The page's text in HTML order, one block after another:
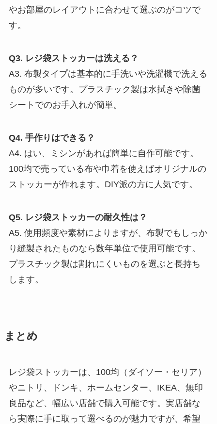
やお部屋のレイアウトに合わせて選ぶのがコツで
す。
Q3. レジ袋ストッカーは洗える？
A3. 布製タイプは基本的に手洗いや洗濯機で洗える
ものが多いです。プラスチック製は水拭きや除菌
シートでのお手入れが簡単。
Q4. 手作りはできる？
A4. はい、ミシンがあれば簡単に自作可能です。
100均で売っている布や巾着を使えばオリジナルの
ストッカーが作れます。DIY派の方に人気です。
Q5. レジ袋ストッカーの耐久性は？
A5. 使用頻度や素材によりますが、布製でもしっか
り縫製されたものなら数年単位で使用可能です。
プラスチック製は割れにくいものを選ぶと長持ち
します。
まとめ
レジ袋ストッカーは、100均（ダイソー・セリア）
やニトリ、ドンキ、ホームセンター、IKEA、無印
良品など、幅広い店舗で購入可能です。実店舗な
ら実際に手に取って選べるのが魅力ですが、希望